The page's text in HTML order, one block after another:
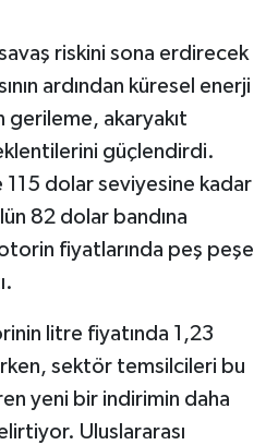
riskini sona erdirecek
ardından küresel enerji
gerileme, akaryakıt
güçlendirdi.
115 dolar seviyesine kadar
82 dolar bandına
fiyatlarında peş peşe
litre fiyatında 1,23
sektör temsilcileri bu
yeni bir indirimin daha
Uluslararası